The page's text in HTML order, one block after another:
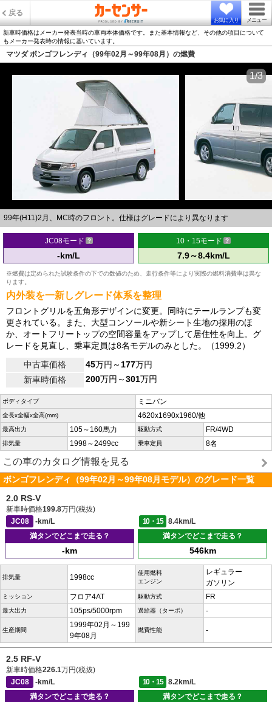
戻る
お気に入り メニュー
新車時価格はメーカー発表当時の車両本体価格です。また基本情報など、その他の項目について
もメーカー発表時の情報に基いています。
マツダ ボンゴフレンディ（99年02月～99年08月）の燃費
99年(H11)2月、MC時のフロント。仕様はグレードにより異なります
1/3
JC08モード
-km/L
10・15モード
7.9～8.4km/L
※燃費は定められた試験条件の下での数値のため、走行条件等により実際の燃料消費率は異な
ります。
内外装を一新しグレード体系を整理
フロントグリルを五角形デザインに変更。同時にテールランプも変
更されている。また、大型コンソールや新シート生地の採用のほ
か、オートフリートップの空間容量をアップして居住性を向上。グ
レードを見直し、乗車定員は8名モデルのみとした。（1999.2）
中古車価格
45万円～177万円
新車時価格
200万円～301万円
ボディタイプ ミニバン
全長x全幅x全高(mm) 4620x1690x1960/他
最高出力 105～160馬力 駆動方式 FR/4WD
排気量 1998～2499cc 乗車定員 8名
この車のカタログ情報を見る
ボンゴフレンディ（99年02月～99年08月モデル）のグレード一覧
2.0 RS-V
新車時価格199.8万円(税抜)
JC08
-km/L 10・15
8.4km/L
満タンでどこまで走る？
-km
満タンでどこまで走る？
546km
排気量 1998cc
使用燃料
エンジン
レギュラー
ガソリン
ミッション フロア4AT 駆動方式 FR
最大出力 105ps/5000rpm 過給器（ターボ） -
生産期間
1999年02月～199
9年08月
燃費性能 -
2.5 RF-V
新車時価格226.1万円(税抜)
JC08
-km/L 10・15
8.2km/L
満タンでどこまで走る？
満タンでどこまで走る？